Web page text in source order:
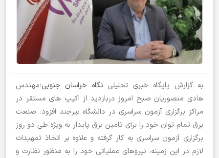
به گزارش پایگاه خبری تحلیلی نگاه خراسان جنوبی؛مهندس
هادی منصوریان صبح امروز دربازدید از اکیپ های مستقر در
مراکز برگزاری آزمون سراسری در دانشگاه بیرجند افزود: صنعت
برق تمام توان خود را برای تامین برق پایدار به ویژه طی دو روز
برگزاری آزمون سراسری به کار گرفته و علاوه بر اتخاذ تمهیدات
لازم در این زمینه، نیروهای عملیاتی خود را به منظور نظارت و